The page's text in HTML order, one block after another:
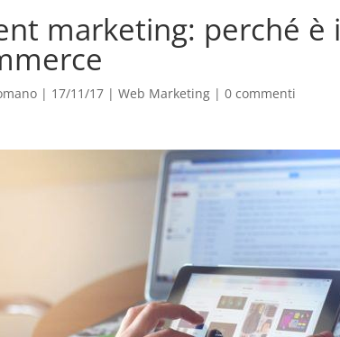
marketing: perché
| 17/11/17 |Web Marketing |0 commenti